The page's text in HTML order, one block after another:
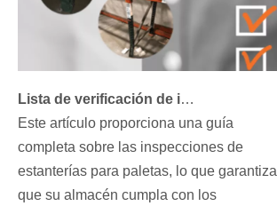
Lista de verificación de inspección de estanterías para paletas: garantizar la seguridad y la eficiencia del almacén
Este artículo proporciona una guía
completa sobre las inspecciones de
estanterías para paletas, lo que garantiza
que su almacén cumpla con los